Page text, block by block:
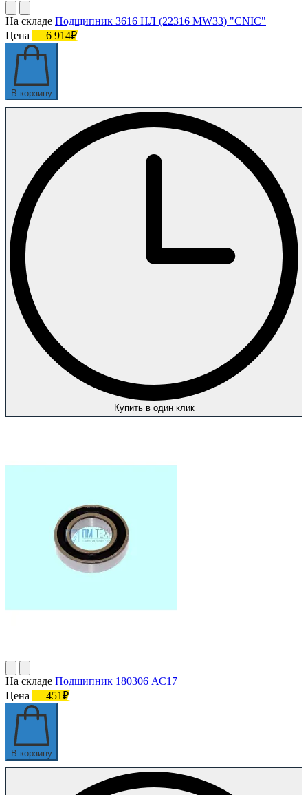
На складе Подшипник 3616 НЛ (22316 MW33) "CNIC"
Цена
6 914₽
В корзину
Купить в один клик
На складе Подшипник 180306 АС17
Цена
451₽
В корзину